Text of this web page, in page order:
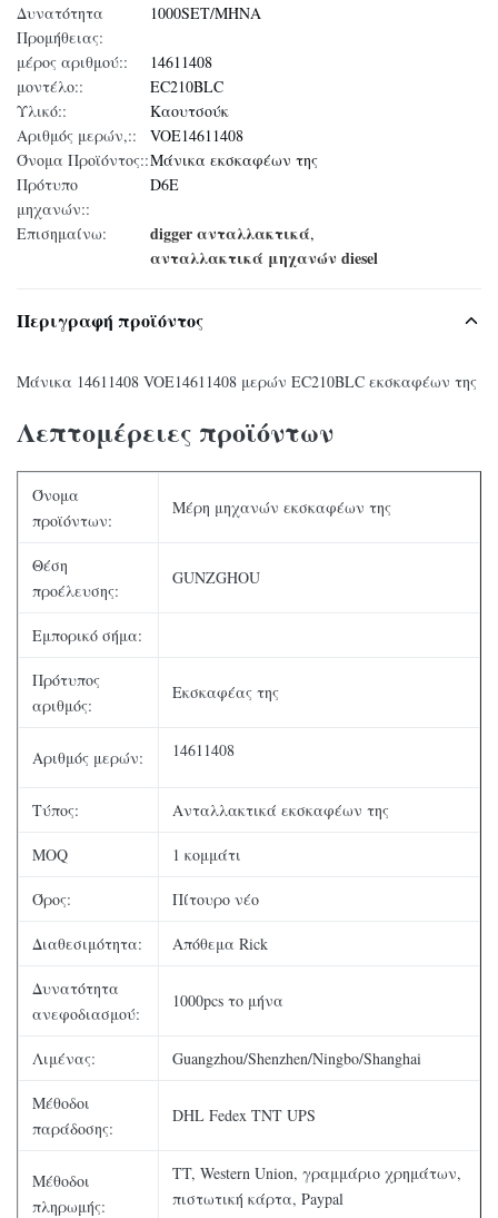
Δυνατότητα
Προμήθειας:
1000SET/ΜΉΝΑ
μέρος αριθμού::
14611408
μοντέλο::
EC210BLC
Υλικό::
Καουτσούκ
Αριθμός μερών,::
VOE14611408
Όνομα Προϊόντος::Μάνικα εκσκαφέων της
Πρότυπο
μηχανών::
D6E
Επισημαίνω: digger ανταλλακτικά,
ανταλλακτικά μηχανών diesel
Περιγραφή προϊόντος
Μάνικα 14611408 VOE14611408 μερών EC210BLC εκσκαφέων της
Λεπτομέρειες προϊόντων
Όνομα
προϊόντων:
Μέρη μηχανών εκσκαφέων της
Θέση
προέλευσης:
GUNZGHOU
Εμπορικό σήμα:
Πρότυπος
αριθμός:
Εκσκαφέας της
Αριθμός μερών: 14611408
Τύπος: Ανταλλακτικά εκσκαφέων της
MOQ 1 κομμάτι
Όρος: Πίτουρο νέο
Διαθεσιμότητα: Απόθεμα Rick
Δυνατότητα
ανεφοδιασμού:
1000pcs το μήνα
Λιμένας: Guangzhou/Shenzhen/Ningbo/Shanghai
Μέθοδοι
παράδοσης:
DHL Fedex TNT UPS
Μέθοδοι
πληρωμής:
TT, Western Union, γραμμάριο χρημάτων,
πιστωτική κάρτα, Paypal